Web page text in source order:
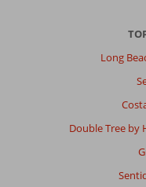
Long
Double Tree by